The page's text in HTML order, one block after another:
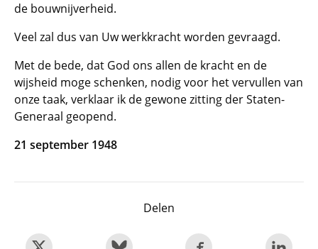
de bouwnijverheid.
Veel zal dus van Uw werkkracht worden gevraagd.
Met de bede, dat God ons allen de kracht en de
wijsheid moge schenken, nodig voor het vervullen van
onze taak, verklaar ik de gewone zitting der Staten-
Generaal geopend.
21 september 1948
Delen